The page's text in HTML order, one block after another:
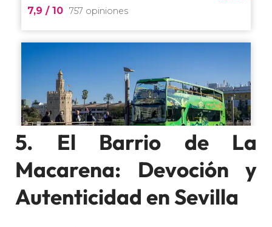
5. El Barrio de La
Macarena: Devoción y
Autenticidad en Sevilla